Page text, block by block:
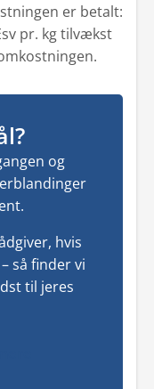
er betalt:
pr. kg tilvækst
og
hvis
så finder vi
til jeres